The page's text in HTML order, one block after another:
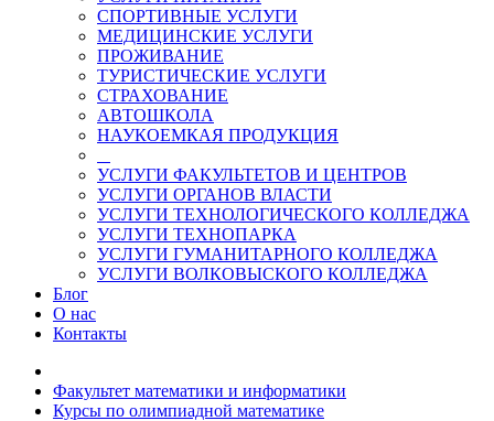
СПОРТИВНЫЕ УСЛУГИ
МЕДИЦИНСКИЕ УСЛУГИ
ПРОЖИВАНИЕ
ТУРИСТИЧЕСКИЕ УСЛУГИ
СТРАХОВАНИЕ
АВТОШКОЛА
НАУКОЕМКАЯ ПРОДУКЦИЯ
УСЛУГИ ФАКУЛЬТЕТОВ И ЦЕНТРОВ
УСЛУГИ ОРГАНОВ ВЛАСТИ
УСЛУГИ ТЕХНОЛОГИЧЕСКОГО КОЛЛЕДЖА
УСЛУГИ ТЕХНОПАРКА
УСЛУГИ ГУМАНИТАРНОГО КОЛЛЕДЖА
УСЛУГИ ВОЛКОВЫСКОГО КОЛЛЕДЖА
Блог
О нас
Контакты
Факультет математики и информатики
Курсы по олимпиадной математике